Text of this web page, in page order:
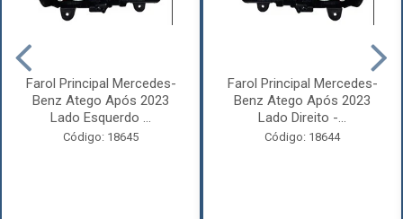
Farol Principal Mercedes-
Benz Atego Após 2023
Lado Esquerdo ...
Código: 18645
Farol Principal Mercedes-
Benz Atego Após 2023
Lado Direito -...
Código: 18644